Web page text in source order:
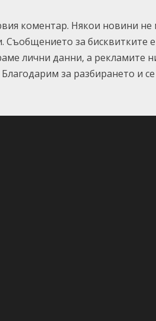
коментар. Някои новини не
Съобщението за бисквитките
лични данни, а рекламите
за разбирането и